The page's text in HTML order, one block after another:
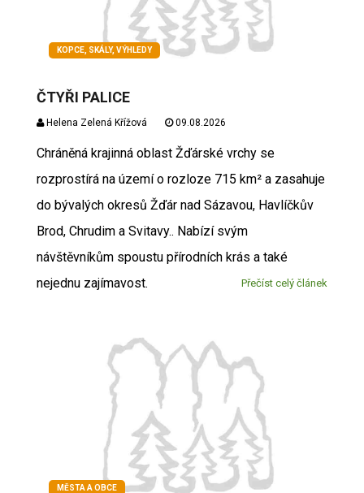
KOPCE, SKÁLY, VÝHLEDY
ČTYŘI PALICE
Helena Zelená Křížová 09.08.2026
Chráněná krajinná oblast Žďárské vrchy se
rozprostírá na území o rozloze 715 km² a zasahuje
do bývalých okresů Žďár nad Sázavou, Havlíčkův
Brod, Chrudim a Svitavy.. Nabízí svým
návštěvníkům spoustu přírodních krás a také
nejednu zajímavost.
Přečíst celý článek
MĚSTA A OBCE